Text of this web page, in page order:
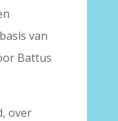
van
Battus
over